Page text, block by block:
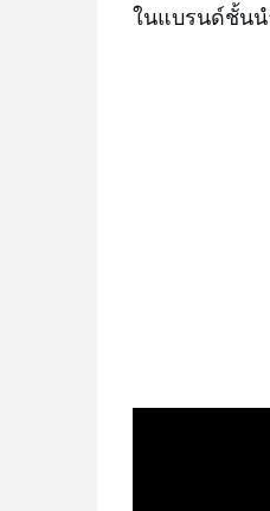
ในแบรนด์ชั้นน